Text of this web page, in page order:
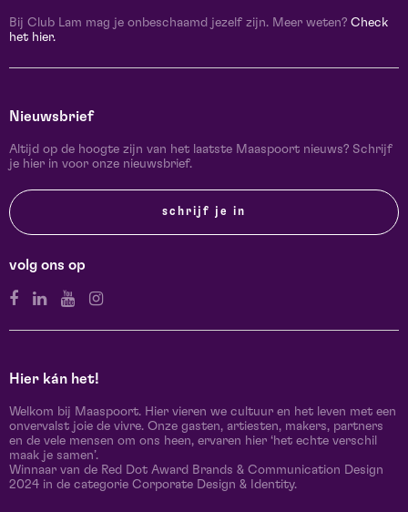
Bij Club Lam mag je onbeschaamd jezelf zijn. Meer weten? Check
het hier.
Nieuwsbrief
Altijd op de hoogte zijn van het laatste Maaspoort nieuws? Schrijf
je hier in voor onze nieuwsbrief.
schrijf je in
volg ons op
Hier kán het!
Welkom bij Maaspoort. Hier vieren we cultuur en het leven met een
onvervalst joie de vivre. Onze gasten, artiesten, makers, partners
en de vele mensen om ons heen, ervaren hier ‘het echte verschil
maak je samen’.
Winnaar van de Red Dot Award Brands & Communication Design
2024 in de categorie Corporate Design & Identity.